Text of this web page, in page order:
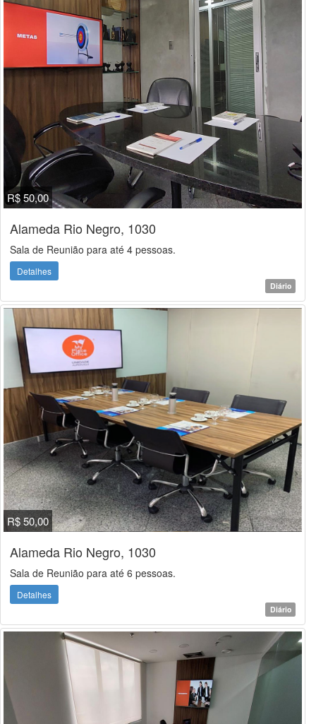
R$ 50,00
Alameda Rio Negro, 1030
Sala de Reunião para até 4 pessoas.
Detalhes
Diário
R$ 50,00
Alameda Rio Negro, 1030
Sala de Reunião para até 6 pessoas.
Detalhes
Diário